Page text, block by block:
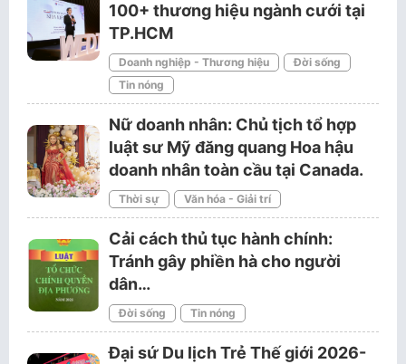
100+ thương hiệu ngành cưới tại
TP.HCM
Doanh nghiệp - Thương hiệu
Đời sống
Tin nóng
Nữ doanh nhân: Chủ tịch tổ hợp
luật sư Mỹ đăng quang Hoa hậu
doanh nhân toàn cầu tại Canada.
Thời sự Văn hóa - Giải trí
Cải cách thủ tục hành chính:
Tránh gây phiền hà cho người
dân…
Đời sống Tin nóng
Đại sứ Du lịch Trẻ Thế giới 2026-